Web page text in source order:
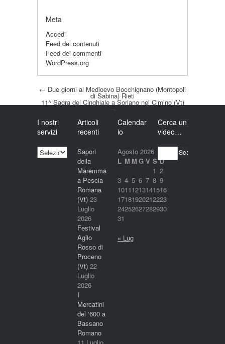
Meta
Accedi
Feed dei contenuti
Feed dei commenti
WordPress.org
Post navigation
← Due giorni al Medioevo Bocchignano (Montopoli
di Sabina) Rieti
11^ Sagra del Cinghiale a Soriano nel Cimino (Vt)
I nostri
servizi
nostri
Articoli
recenti
Sapori
della
Maremma
a Pescia
Romana
(Vt) 23
Luglio
2026
Festival
Aglio
Rosso di
Proceno
(Vt) 22
Luglio
2026
I
Mercatini
del ‘600 a
Bassano
Romano
Calendar
io
Agosto 2026
L M M G V S D
1 2
3 4 5 6 7 8 9
10111213141516
17181920212223
24252627282930
31
« Lug
Cerca un
video…